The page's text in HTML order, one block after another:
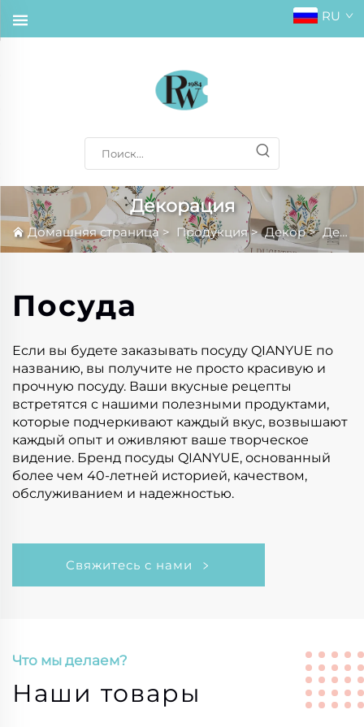
RU
Декорация
Домашняя страница > Продукция>Декор>Декорация
Посуда
Если вы будете заказывать посуду QIANYUE по
названию, вы получите не просто красивую и
прочную посуду. Ваши вкусные рецепты
встретятся с нашими полезными продуктами,
которые подчеркивают каждый вкус, возвышают
каждый опыт и оживляют ваше творческое
видение. Бренд посуды QIANYUE, основанный
более чем 40-летней историей, качеством,
обслуживанием и надежностью.
Свяжитесь с нами
Что мы делаем?
Наши товары